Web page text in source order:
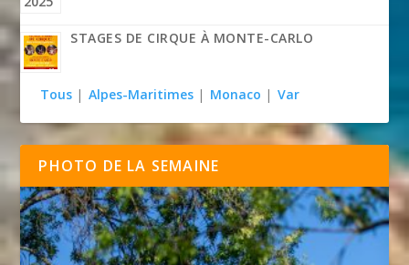
STAGES DE CIRQUE À MONTE-CARLO
Tous | Alpes-Maritimes | Monaco | Var
PHOTO DE LA SEMAINE